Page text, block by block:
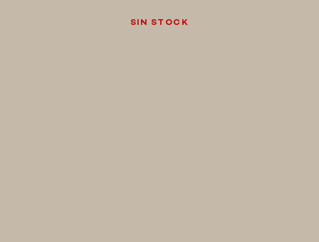
SIN STOCK